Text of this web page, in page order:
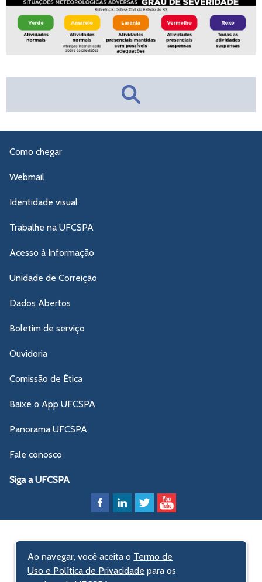
Como chegar
Webmail
Identidade visual
Trabalhe na UFCSPA
Acesso à Informação
Unidade de Correição
Dados Abertos
Boletim de serviço
Ouvidoria
Comissão de Ética
Baixe o App UFCSPA
Panorama UFCSPA
Fale conosco
Siga a UFCSPA
Ao navegar, você aceita o Termo de
Uso e Política de Privacidade para os